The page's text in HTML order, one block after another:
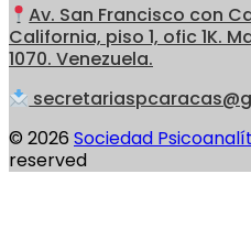
Av. San Francisco con
California, piso 1, ofic 1K.
1070. Venezuela.
© 2026 Sociedad
reserved